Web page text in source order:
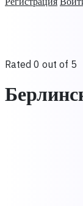
Rated 0 out of 5